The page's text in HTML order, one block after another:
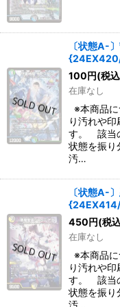
〔状態A-
100円(税
在庫なし
※本商品
り汚れや
す。 該当
状態を振り
汚…
〔状態A-
{24EX414/
450円(税
在庫なし
※本商品
り汚れや
す。 該当
状態を振り
汚…